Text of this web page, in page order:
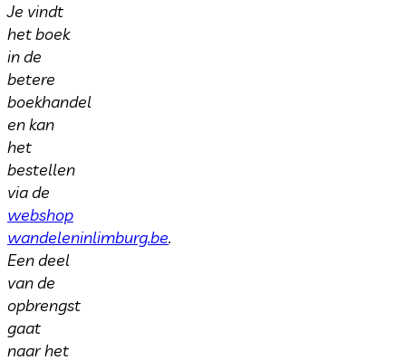
Je vindt
het boek
in de
betere
boekhandel
en kan
het
bestellen
via de
webshop
wandeleninlimburg.be.
Een deel
van de
opbrengst
gaat
naar het